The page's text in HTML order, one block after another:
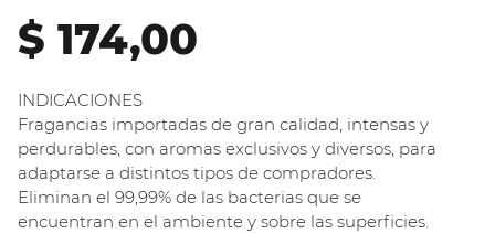
$ 174,00
INDICACIONES
Fragancias importadas de gran calidad, intensas y
perdurables, con aromas exclusivos y diversos, para
adaptarse a distintos tipos de compradores.
Eliminan el 99,99% de las bacterias que se
encuentran en el ambiente y sobre las superficies.